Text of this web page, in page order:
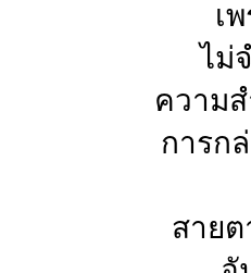
เ
ไม่
ความ
การก
สาย